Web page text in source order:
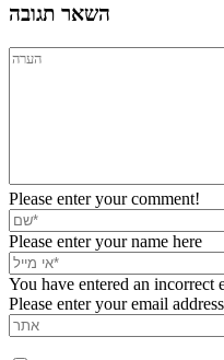
השאר תגובה
Please enter your comment!
Please enter your name here
You have entered an incorrect
Please enter your email